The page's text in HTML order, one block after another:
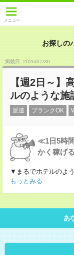
メニュー
お探しの
掲載日 :2026/07/30
【週2日～】
ルのような施
派遣 ブランクOK
≪1日5時
かく稼げ
▼まるでホテルのよ
もっとみる
あ